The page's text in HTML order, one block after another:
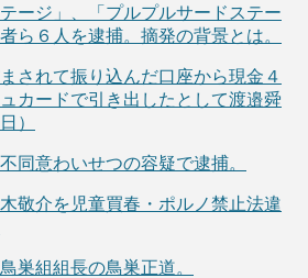
ージ」、「プルプルサードステー
ら６人を逮捕。摘発の背景とは。
されて振り込んだ口座から現金４
カードで引き出したとして渡邉舜
）
同意わいせつの容疑で逮捕。
敬介を児童買春・ポルノ禁止法違
巣組組長の鳥巣正道。